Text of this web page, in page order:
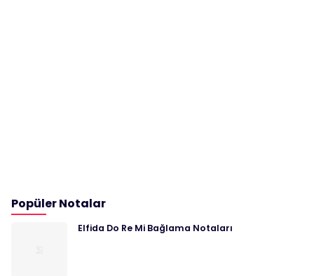
Popüler Notalar
Elfida Do Re Mi Bağlama Notaları